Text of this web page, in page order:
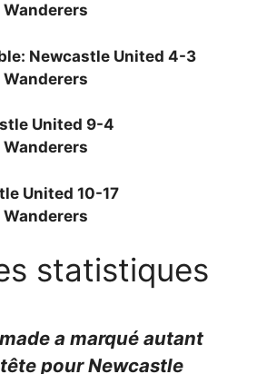
Newcastle United 4-3
United 9-4
United 10-17
statistiques
a marqué autant
pour Newcastle